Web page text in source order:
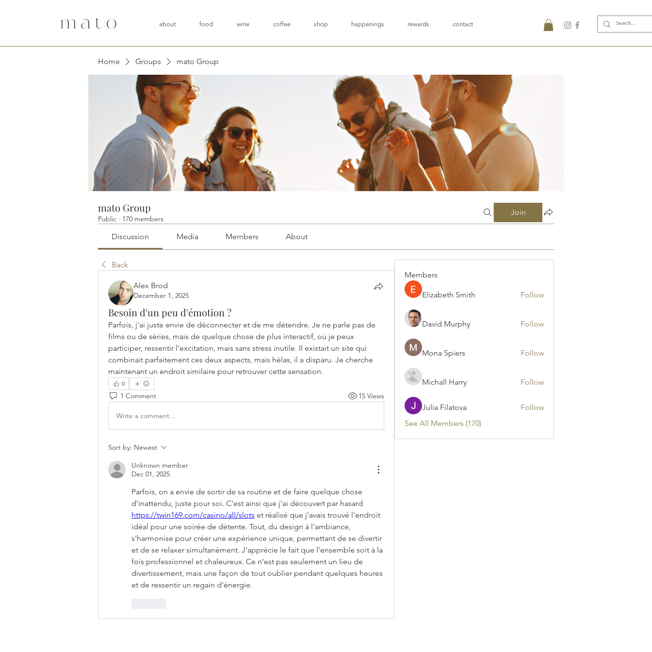
about food wine coffee shop happenings rewards contact
Home Groups mato Group
mato Group
Public · 170 members
Join
Discussion Media Members About
Back
Alex Brod
December 1, 2025
Besoin d'un peu d'émotion ?
Parfois, j'ai juste envie de déconnecter et de me détendre. Je ne parle pas de
films ou de séries, mais de quelque chose de plus interactif, où je peux
participer, ressentir l'excitation, mais sans stress inutile. Il existait un site qui
combinait parfaitement ces deux aspects, mais hélas, il a disparu. Je cherche
maintenant un endroit similaire pour retrouver cette sensation.
0
1 Comment 15 Views
Write a comment...
Sort by: Newest
Unknown member
Dec 01, 2025
Parfois, on a envie de sortir de sa routine et de faire quelque chose
https://twin169.com/casino/all/slots et réalisé que j'avais trouvé l'endroit
idéal pour une soirée de détente. Tout, du design à l'ambiance,
s'harmonise pour créer une expérience unique, permettant de se divertir
et de se relaxer simultanément. J'apprécie le fait que l'ensemble soit à la
fois professionnel et chaleureux. Ce n'est pas seulement un lieu de
divertissement, mais une façon de tout oublier pendant quelques heures
et de ressentir un regain d'énergie.
Members
Elizabeth Smith Follow
David Murphy Follow
Mona Spiers Follow
Michall Harry Follow
Julia Filatova
Follow
See All Members (170)